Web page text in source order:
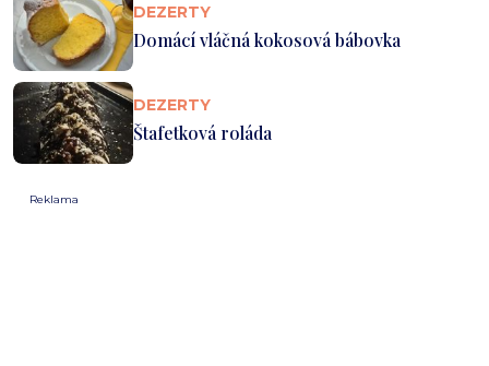
DEZERTY
Domácí vláčná kokosová bábovka
DEZERTY
Štafetková roláda
Reklama